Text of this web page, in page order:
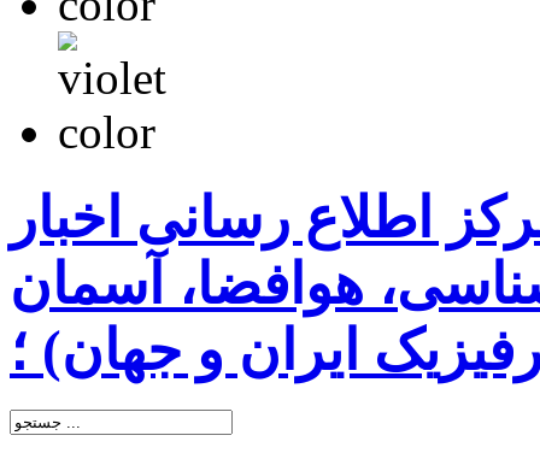
اطلاع رسانی اخبار
هوافضا، آسمان
ایران و جهان) ؛